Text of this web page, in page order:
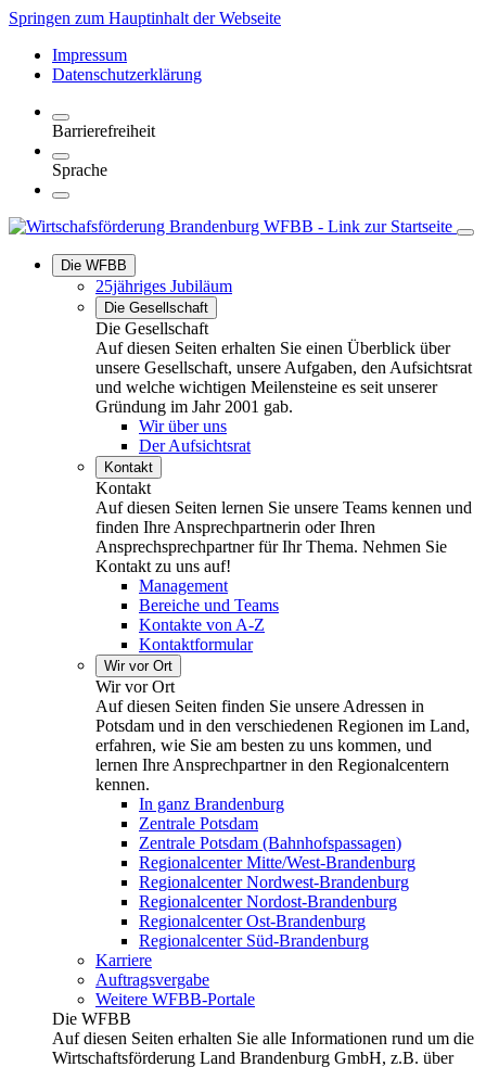
Springen zum Hauptinhalt der Webseite
Impressum
Datenschutzerklärung
Barrierefreiheit
Sprache
Die WFBB
25jähriges Jubiläum
Die Gesellschaft
Die Gesellschaft
Auf diesen Seiten erhalten Sie einen Überblick über
unsere Gesellschaft, unsere Aufgaben, den Aufsichtsrat
und welche wichtigen Meilensteine es seit unserer
Gründung im Jahr 2001 gab.
Wir über uns
Der Aufsichtsrat
Kontakt
Kontakt
Auf diesen Seiten lernen Sie unsere Teams kennen und
finden Ihre Ansprechpartnerin oder Ihren
Ansprechsprechpartner für Ihr Thema. Nehmen Sie
Kontakt zu uns auf!
Management
Bereiche und Teams
Kontakte von A-Z
Kontaktformular
Wir vor Ort
Wir vor Ort
Auf diesen Seiten finden Sie unsere Adressen in
Potsdam und in den verschiedenen Regionen im Land,
erfahren, wie Sie am besten zu uns kommen, und
lernen Ihre Ansprechpartner in den Regionalcentern
kennen.
In ganz Brandenburg
Zentrale Potsdam
Zentrale Potsdam (Bahnhofspassagen)
Regionalcenter Mitte/West-Brandenburg
Regionalcenter Nordwest-Brandenburg
Regionalcenter Nordost-Brandenburg
Regionalcenter Ost-Brandenburg
Regionalcenter Süd-Brandenburg
Karriere
Auftragsvergabe
Weitere WFBB-Portale
Die WFBB
Auf diesen Seiten erhalten Sie alle Informationen rund um die
Wirtschaftsförderung Land Brandenburg GmbH, z.B. über